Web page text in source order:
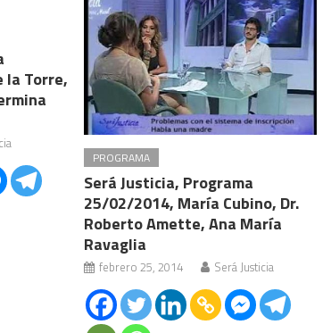
la Torre,
PROGRAMA
Será Justicia, Programa
25/02/2014, María Cubino, Dr.
Roberto Amette, Ana María
Ravaglia
febrero 25, 2014 Será Justicia